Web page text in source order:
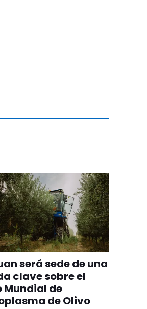
será sede de una
clave sobre el
Mundial de
de Olivo